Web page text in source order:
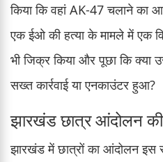
किया कि वहां AK-47 चलाने का
एक ईओ की हत्या के मामले में एक
भी जिक्र किया और पूछा कि क्या
सख्त कार्रवाई या एनकाउंटर हुआ?
झारखंड छात्र आंदोलन की
झारखंड में छात्रों का आंदोलन इस